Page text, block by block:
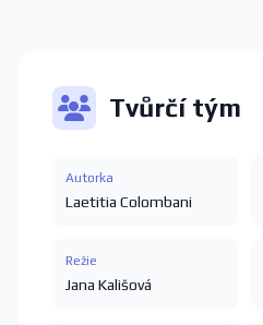
Tvůrčí tým
Autorka
Laetitia Colombani
Režie
Jana Kališová